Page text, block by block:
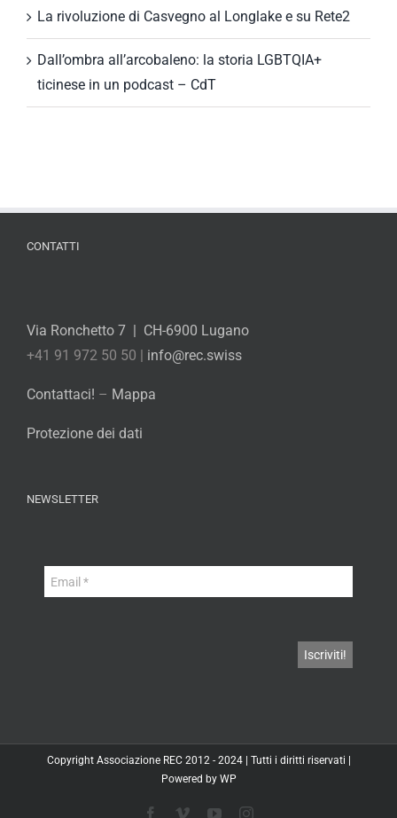
La rivoluzione di Casvegno al Longlake e su Rete2
Dall’ombra all’arcobaleno: la storia LGBTQIA+
ticinese in un podcast – CdT
CONTATTI
Via Ronchetto 7 | CH-6900 Lugano
+41 91 972 50 50 | info@rec.swiss
Contattaci! – Mappa
Protezione dei dati
NEWSLETTER
Copyright Associazione REC2012 - 2024 | Tutti i diritti riservati |
Powered by WP
Facebook
VimeoYouTubeInstagram